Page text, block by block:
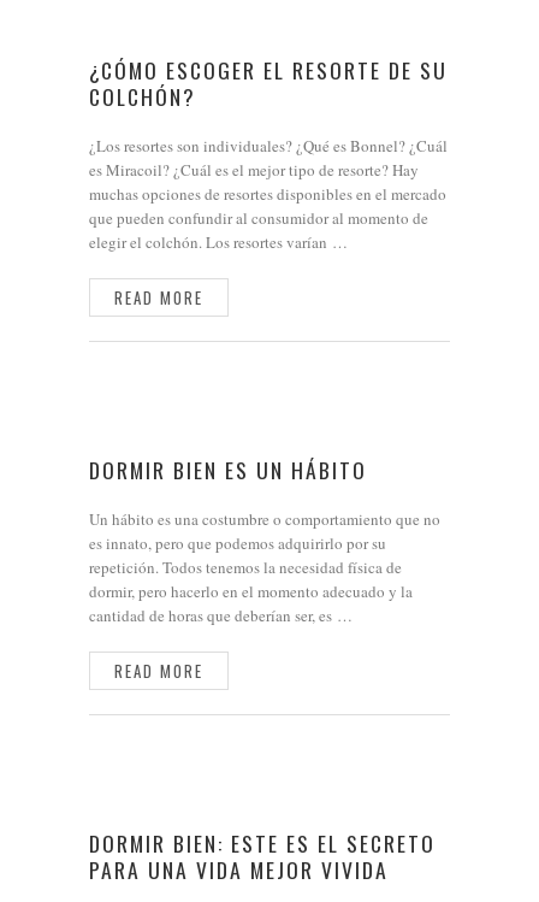
¿CÓMO ESCOGER EL RESORTE DE SU
COLCHÓN?
¿Los resortes son individuales? ¿Qué es Bonnel? ¿Cuál
es Miracoil? ¿Cuál es el mejor tipo de resorte? Hay
muchas opciones de resortes disponibles en el mercado
que pueden confundir al consumidor al momento de
elegir el colchón. Los resortes varían …
READ MORE
DORMIR BIEN ES UN HÁBITO
Un hábito es una costumbre o comportamiento que no
es innato, pero que podemos adquirirlo por su
repetición. Todos tenemos la necesidad física de
dormir, pero hacerlo en el momento adecuado y la
cantidad de horas que deberían ser, es …
READ MORE
DORMIR BIEN: ESTE ES EL SECRETO
PARA UNA VIDA MEJOR VIVIDA